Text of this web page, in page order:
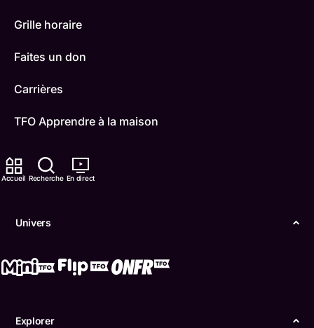
Accueil Recherche En direct
Univers
Explorer
Grille horaire
Faites un don
Carrières
TFO Apprendre à la maison
Comment nous capter
ONFR
Conditions d'utilisation